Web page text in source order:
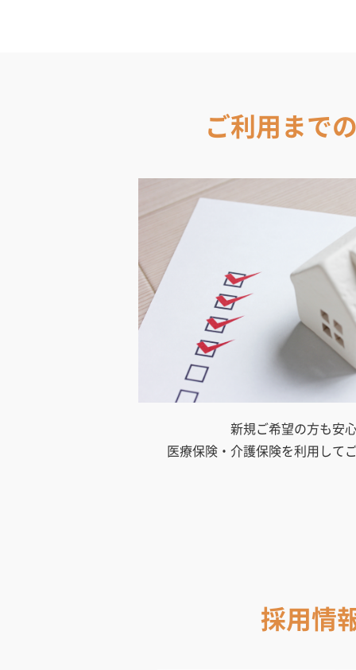
ご利用まで
新規ご希望の方も安
医療保険・介護保険を利用して
採用情